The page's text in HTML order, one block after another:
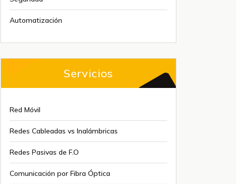
Automatización
Servicios
Red Móvil
Redes Cableadas vs Inalámbricas
Redes Pasivas de F.O
Comunicación por Fibra Óptica